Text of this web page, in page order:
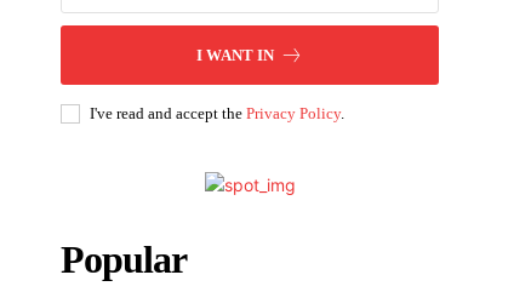
I WANT IN
I've read and accept thePrivacy Policy.
Popular